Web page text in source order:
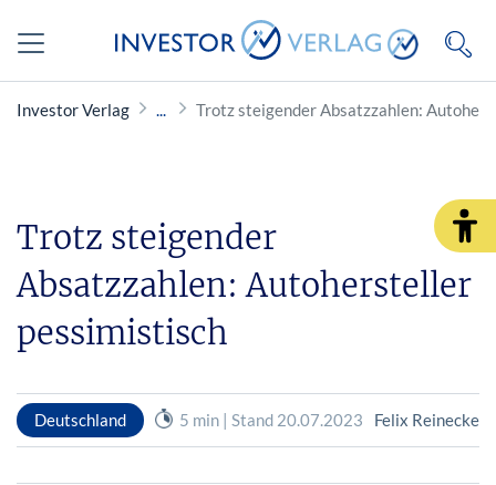
Investor Verlag Trotz steigender Absatzzahlen:
Trotz steigender
Absatzzahlen: Autohersteller
pessimistisch
Deutschland 5 min | Stand 20.07.2023 Felix Reinecke